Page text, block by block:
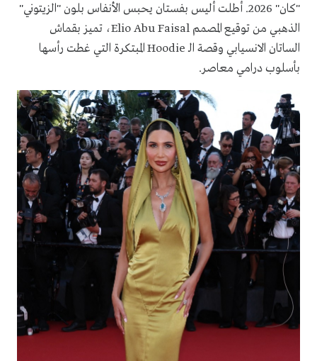
"كان" 2026. أطلت أليس بفستان يحبس الأنفاس بلون "الزيتوني"
الذهبي من توقيع المصمم Elio Abu Faisal، تميز بقماش
الساتان الانسيابي وقصة الـ Hoodie المبتكرة التي غطت رأسها
بأسلوب درامي معاصر.